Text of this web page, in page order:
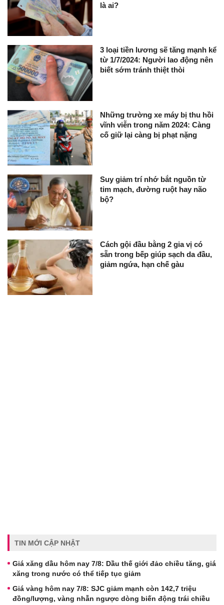
là ai?
3 loại tiền lương sẽ tăng mạnh kể
từ 1/7/2024: Người lao động nên
biết sớm tránh thiệt thòi
Những trường xe máy bị thu hồi
vĩnh viễn trong năm 2024: Càng
cố giữ lại càng bị phạt nặng
Suy giảm trí nhớ bắt nguồn từ
tim mạch, đường ruột hay não
bộ?
Cách gội đầu bằng 2 gia vị có
sẵn trong bếp giúp sạch da đầu,
giảm ngứa, hạn chế gàu
TIN MỚI CẬP NHẬT
Giá xăng dầu hôm nay 7/8: Dầu thế giới đảo chiều tăng, giá
xăng trong nước có thể tiếp tục giảm
Giá vàng hôm nay 7/8: SJC giảm mạnh còn 142,7 triệu
đồng/lượng, vàng nhẫn ngược dòng biến động trái chiều